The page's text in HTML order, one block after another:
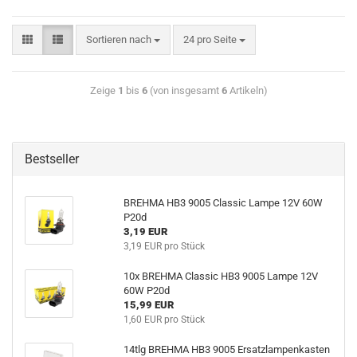
Sortieren nach 24 pro Seite
Zeige 1 bis 6(von insgesamt 6Artikeln)
Bestseller
BREHMA HB3 9005 Classic Lampe 12V 60W
P20d
3,19 EUR
3,19 EUR pro Stück
10x BREHMA Classic HB3 9005 Lampe 12V
60W P20d
15,99 EUR
1,60 EUR pro Stück
14tlg BREHMA HB3 9005 Ersatzlampenkasten